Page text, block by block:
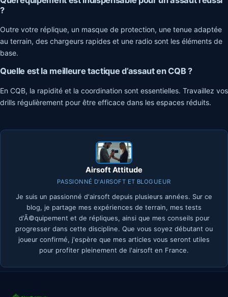
?
Outre votre réplique, un masque de protection, une tenue adaptée
au terrain, des chargeurs rapides et une radio sont les éléments de
base.
Quelle est la meilleure tactique d’assaut en CQB ?
En CQB, la rapidité et la coordination sont essentielles. Travaillez vos
drills régulièrement pour être efficace dans les espaces réduits.
Airsoft Attitude
PASSIONNÉ D'AIRSOFT ET BLOGUEUR
Je suis un passionné d'airsoft depuis plusieurs années. Sur ce
blog, je partage mes expériences de terrain, mes tests
d'Ã©quipement et de répliques, ainsi que mes conseils pour
progresser dans cette discipline. Que vous soyez débutant ou
joueur confirmé, j'espère que mes articles vous seront utiles
pour profiter pleinement de l'airsoft en France.